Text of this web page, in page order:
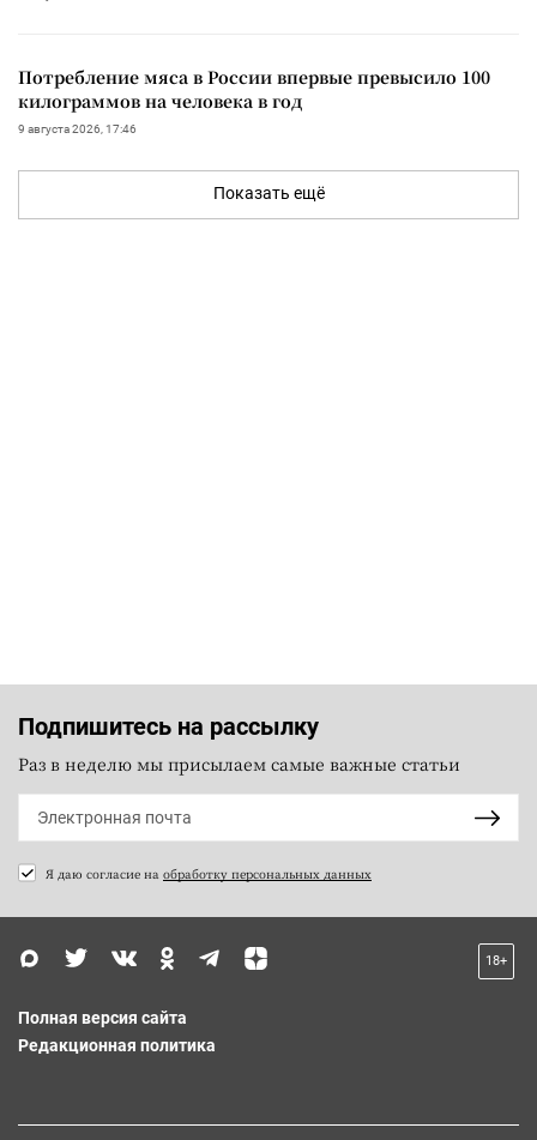
Потребление мяса в России впервые превысило 100
килограммов на человека в год
9 августа 2026, 17:46
Показать ещё
Подпишитесь на рассылку
Раз в неделю мы присылаем самые важные статьи
Я даю согласие на обработку персональных данных
18+
Полная версия сайта
Редакционная политика